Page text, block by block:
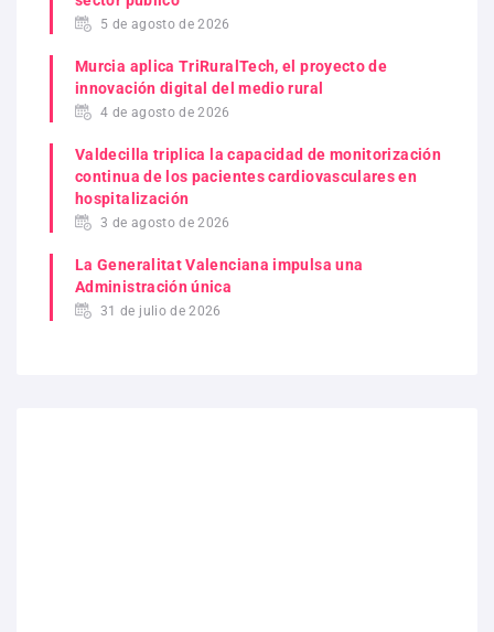
5 de agosto de 2026
Murcia aplica TriRuralTech, el proyecto de
innovación digital del medio rural
4 de agosto de 2026
Valdecilla triplica la capacidad de monitorización
continua de los pacientes cardiovasculares en
hospitalización
3 de agosto de 2026
La Generalitat Valenciana impulsa una
Administración única
31 de julio de 2026